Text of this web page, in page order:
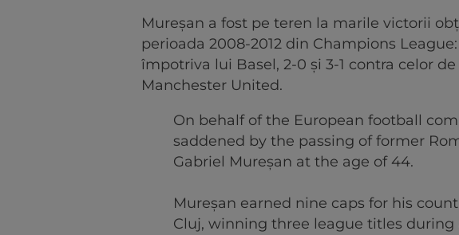
Mureșan a fost pe teren la marile victorii
perioada 2008-2012 din Champions League:
împotriva lui Basel, 2-0 și 3-1 contra celor
Manchester United.
On behalf of the European football
saddened by the passing of former
Gabriel Mureșan at the age of 44.
Mureșan earned nine caps for his
Cluj, winning three league titles during